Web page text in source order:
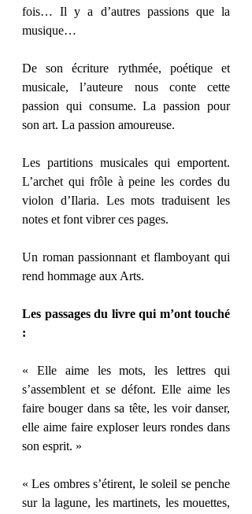
fois… Il y a d’autres passions que la
musique…
De son écriture rythmée, poétique et
musicale, l’auteure nous conte cette
passion qui consume. La passion pour
son art. La passion amoureuse.
Les partitions musicales qui emportent.
L’archet qui frôle à peine les cordes du
violon d’Ilaria. Les mots traduisent les
notes et font vibrer ces pages.
Un roman passionnant et flamboyant qui
rend hommage aux Arts.
Les passages du livre qui m’ont touché
:
« Elle aime les mots, les lettres qui
s’assemblent et se défont. Elle aime les
faire bouger dans sa tête, les voir danser,
elle aime faire exploser leurs rondes dans
son esprit. »
« Les ombres s’étirent, le soleil se penche
sur la lagune, les martinets, les mouettes,